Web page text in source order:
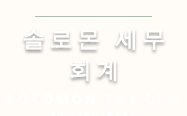
​솔 로 몬 세 무
회 계